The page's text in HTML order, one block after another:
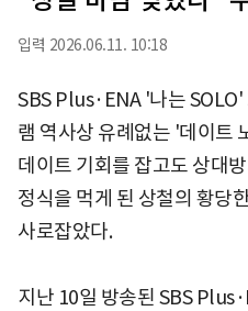
입력 2026.06.11. 10:18
SBS Plus·ENA '나는
램 역사상 유례없는 '데이트
데이트 기회를 잡고도 상대
정식을 먹게 된 상철의 황당
사로잡았다.
지난 10일 방송된 SBS